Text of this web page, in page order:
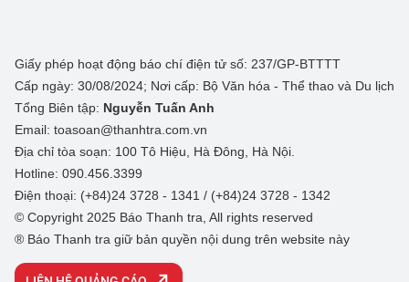
Giấy phép hoạt động báo chí điện tử số: 237/GP-BTTTT
Cấp ngày: 30/08/2024; Nơi cấp: Bộ Văn hóa - Thể thao và Du lịch
Tổng Biên tập: Nguyễn Tuấn Anh
Email: toasoan@thanhtra.com.vn
Địa chỉ tòa soạn: 100 Tô Hiệu, Hà Đông, Hà Nội.
Hotline: 090.456.3399
Điện thoại: (+84)24 3728 - 1341 / (+84)24 3728 - 1342
© Copyright 2025 Báo Thanh tra, All rights reserved
® Báo Thanh tra giữ bản quyền nội dung trên website này